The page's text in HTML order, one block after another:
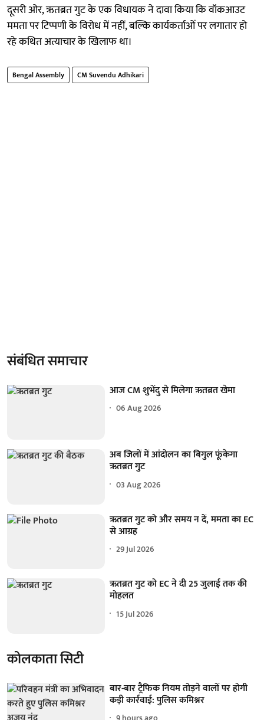
दूसरी ओर, ऋतब्रत गुट के एक विधायक ने दावा किया कि वॉकआउट
ममता पर टिप्पणी के विरोध में नहीं, बल्कि कार्यकर्ताओं पर लगातार हो
रहे कथित अत्याचार के खिलाफ था।
Bengal Assembly CM Suvendu Adhikari
संबंधित समाचार
आज CM शुभेंदु से मिलेगा ऋतब्रत खेमा
06 Aug 2026
अब जिलों में आंदोलन का बिगुल फूंकेगा
ऋतब्रत गुट
03 Aug 2026
ऋतब्रत गुट को और समय न दें, ममता का EC
से आग्रह
29 Jul 2026
ऋतब्रत गुट को EC ने दी 25 जुलाई तक की
मोहलत
15 Jul 2026
कोलकाता सिटी
बार-बार ट्रैफिक नियम तोड़ने वालों पर होगी
कड़ी कार्रवाई: पुलिस कमिश्नर